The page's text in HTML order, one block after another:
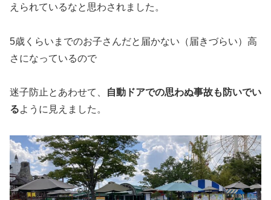
えられているなと思わされました。
5歳くらいまでのお子さんだと届かない（届きづらい）高
さになっているので
迷子防止とあわせて、
自動ドアでの思わぬ事故も防いでい
るように見えました。